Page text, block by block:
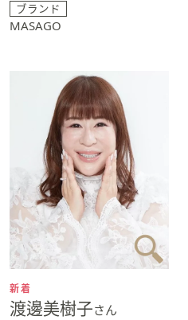
ブランド
MASAGO
新着
渡邊美樹子さん